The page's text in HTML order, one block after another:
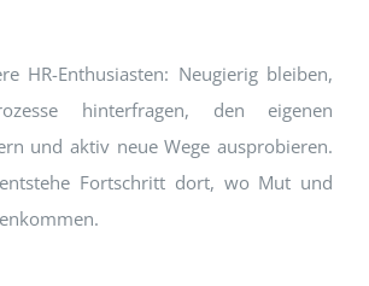
HR-Enthusiasten: Neugierig bleiben,
hinterfragen, den eigenen
und aktiv neue Wege ausprobieren.
Fortschritt dort, wo Mut und